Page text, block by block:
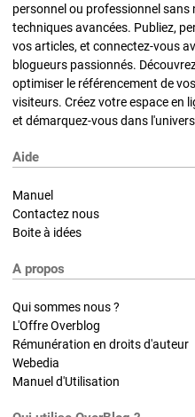
personnel ou professionnel sans
techniques avancées. Publiez,
vos articles, et connectez-vous
blogueurs passionnés.
optimiser le référencement de
visiteurs. Créez votre espace en
et démarquez-vous dans
Aide
Manuel
Contactez nous
Boite à idées
A propos
Qui sommes nous ?
L'Offre Overblog
Rémunération en droits d'auteur
Webedia
Manuel d'Utilisation